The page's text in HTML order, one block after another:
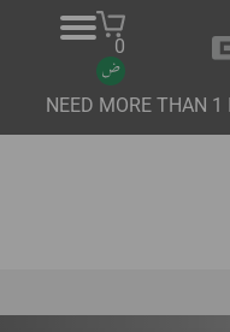
0
NEED MORE THAN